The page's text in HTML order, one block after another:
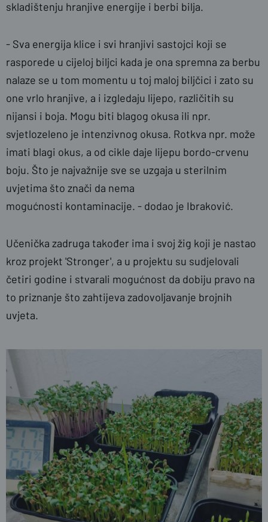
skladištenju hranjive energije i berbi bilja.
- Sva energija klice i svi hranjivi sastojci koji se
rasporede u cijeloj biljci kada je ona spremna za berbu
nalaze se u tom momentu u toj maloj biljčici i zato su
one vrlo hranjive, a i izgledaju lijepo, različitih su
nijansi i boja. Mogu biti blagog okusa ili npr.
svjetlozeleno je intenzivnog okusa. Rotkva npr. može
imati blagi okus, a od cikle daje lijepu bordo-crvenu
boju. Što je najvažnije sve se uzgaja u sterilnim
uvjetima što znači da nema
mogućnosti kontaminacije. - dodao je Ibraković.
Učenička zadruga također ima i svoj žig koji je nastao
kroz projekt 'Stronger', a u projektu su sudjelovali
četiri godine i stvarali mogućnost da dobiju pravo na
to priznanje što zahtijeva zadovoljavanje brojnih
uvjeta.